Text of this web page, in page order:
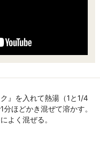
』を入れて熱湯（1と1/4
ほどかき混ぜて溶かす。
よく混ぜる。